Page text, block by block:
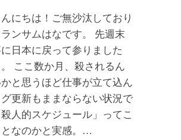
にちは！ご無沙汰しており
ランサムはなです。 先週末
日本に戻って参りました
ここ数か月、殺されるん
と思うほど仕事が立て込ん
更新もままならない状況で
人的スケジュール」ってこ
となのかと実感。…